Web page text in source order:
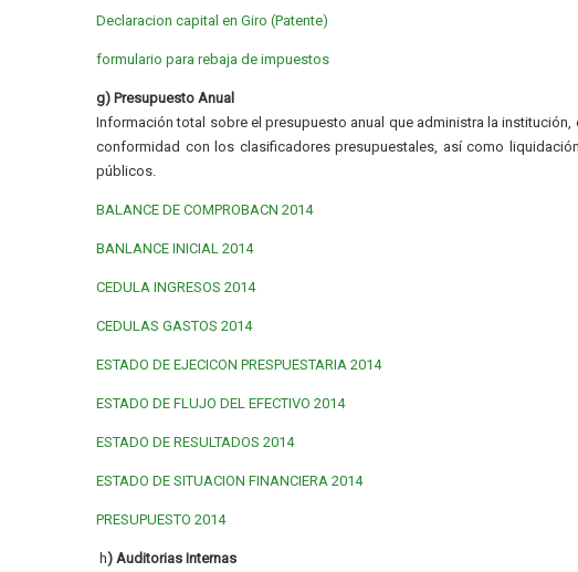
Declaracion capital en Giro (Patente)
formulario para rebaja de impuestos
g) Presupuesto Anual
Información total sobre el presupuesto anual que administra la
conformidad con los clasificadores presupuestales, así como
públicos.
BALANCE DE COMPROBACN 2014
BANLANCE INICIAL 2014
CEDULA INGRESOS 2014
CEDULAS GASTOS 2014
ESTADO DE EJECICON PRESPUESTARIA 2014
ESTADO DE FLUJO DEL EFECTIVO 2014
ESTADO DE RESULTADOS 2014
ESTADO DE SITUACION FINANCIERA 2014
PRESUPUESTO 2014
h) Auditorias Internas